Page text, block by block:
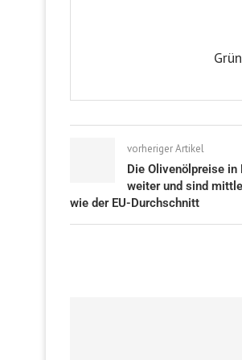
vorheriger Artikel
Die Olivenölpreise
weiter und sind
wie der EU-Durchschnitt